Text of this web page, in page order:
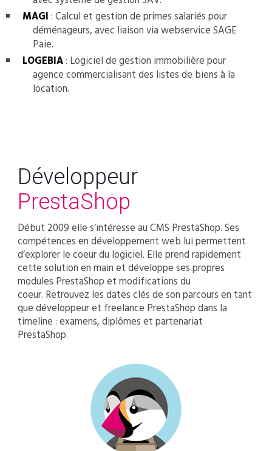
MAGI : Calcul et gestion de primes salariés pour
déménageurs, avec liaison via webservice SAGE
Paie.
LOGEBIA: Logiciel de gestion immobilière pour
agence commercialisant des listes de biens à la
location.
Développeur
PrestaShop
Début 2009 elle s’intéresse au CMS PrestaShop. Ses
compétences en développement web lui permettent
d’explorer le coeur du logiciel. Elle prend rapidement
cette solution en main et développe ses propres
modules PrestaShop et modifications du
coeur. Retrouvez les dates clés de son parcours en tant
que développeur et freelance PrestaShop dans la
timeline : examens, diplômes et partenariat
PrestaShop.